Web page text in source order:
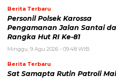
Berita Terbaru
Personil Polsek Karossa
Pengamanan Jalan Santai
Rangka Hut RI Ke-81
Minggu, 9 Agu 2026 - 09:48 WIB
Berita Terbaru
Sat Samapta Rutin Patroli